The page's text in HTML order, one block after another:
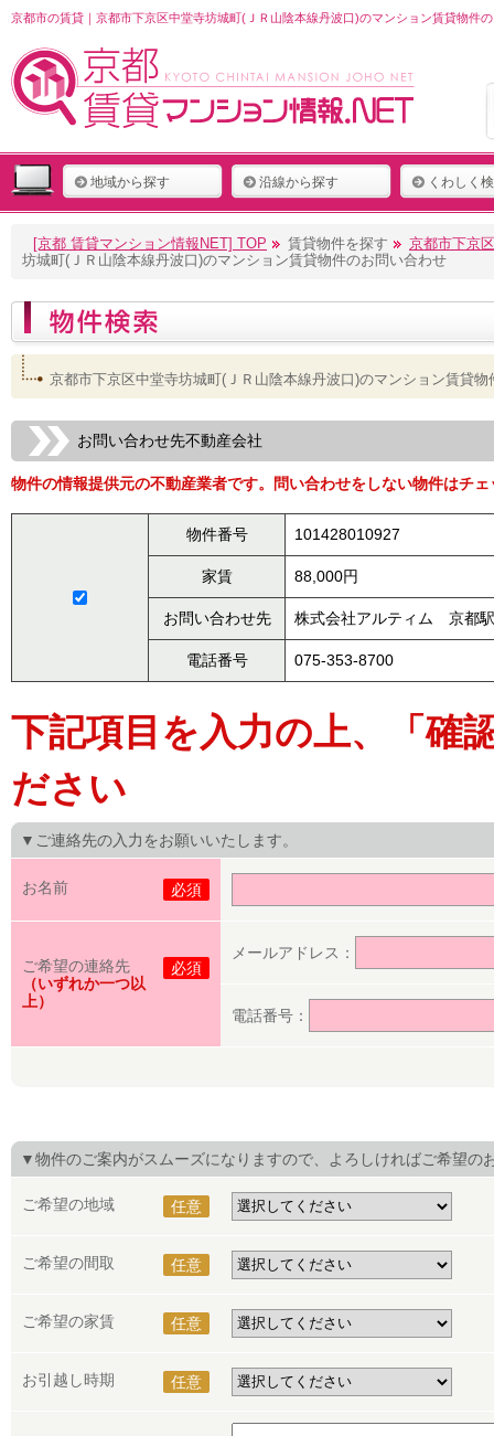
京都市の賃貸｜京都市下京区中堂寺坊城町(ＪＲ山陰本線丹波口)のマンション賃貸物件
地域から探す 沿線から探す くわしく
[京都 賃貸マンション情報NET] TOP 賃貸物件を探す
京都市下京
坊城町(ＪＲ山陰本線丹波口)のマンション賃貸物件のお問い合わせ
京都市下京区中堂寺坊城町(ＪＲ山陰本線丹波口)のマンション賃貸
お問い合わせ先不動産会社
物件の情報提供元の不動産業者です。問い合わせをしない物件はチ
物件番号 101428010927
家賃 88,000円
お問い合わせ先 株式会社アルティム 京都
電話番号 075-353-8700
下記項目を入力の上、「確
ださい
▼ご連絡先の入力をお願いいたします。
お名前 必須
ご希望の連絡先
必須
（いずれか一つ以
上）
メールアドレス：
電話番号：
▼物件のご案内がスムーズになりますので、よろしければご希望の
ご希望の地域 任意
ご希望の間取 任意
ご希望の家賃 任意
お引越し時期 任意